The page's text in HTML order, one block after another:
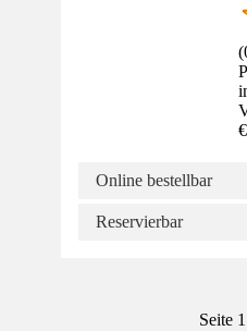
(
€
Online bestellbar
Reservierbar
Seite